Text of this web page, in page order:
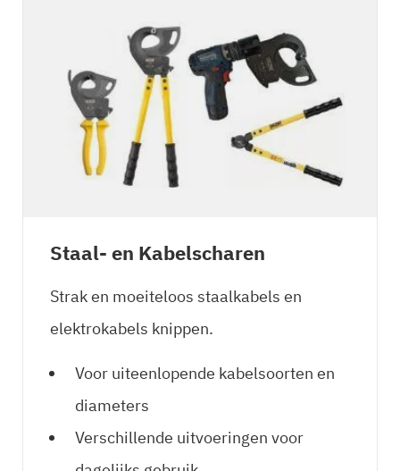
Staal- en Kabelscharen
Strak en moeiteloos staalkabels en
elektrokabels knippen.
Voor uiteenlopende kabelsoorten en
diameters
Verschillende uitvoeringen voor